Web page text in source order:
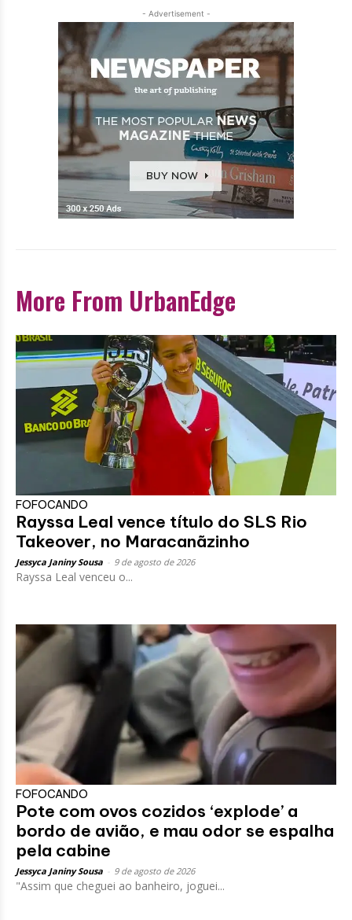
- Advertisement -
More From UrbanEdge
FOFOCANDO
Rayssa Leal vence título do SLS Rio
Takeover, no Maracanãzinho
Jessyca Janiny Sousa 9 de agosto de 2026
Rayssa Leal venceu o...
FOFOCANDO
Pote com ovos cozidos ‘explode’ a
bordo de avião, e mau odor se espalha
pela cabine
Jessyca Janiny Sousa 9 de agosto de 2026
"Assim que cheguei ao banheiro, joguei...